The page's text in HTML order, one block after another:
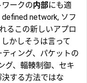
ークの内部にも適
network, ソフ
るこの新しいアプロ
かしそうは言って
ィング、パケットの
グ、輻輳制御、セキ
する方法ではな